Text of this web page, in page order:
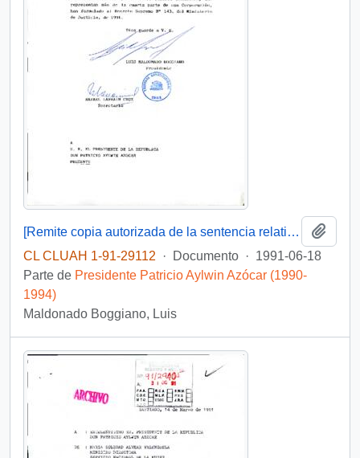
[Remite copia autorizada de la sentencia relativa al reclamo de constitucionalidad de diversos Senadores]
CL CLUAH 1-91-29112
· Documento · 1991-06-18
Parte de Presidente Patricio Aylwin Azócar (1990-
1994)
Maldonado Boggiano, Luis